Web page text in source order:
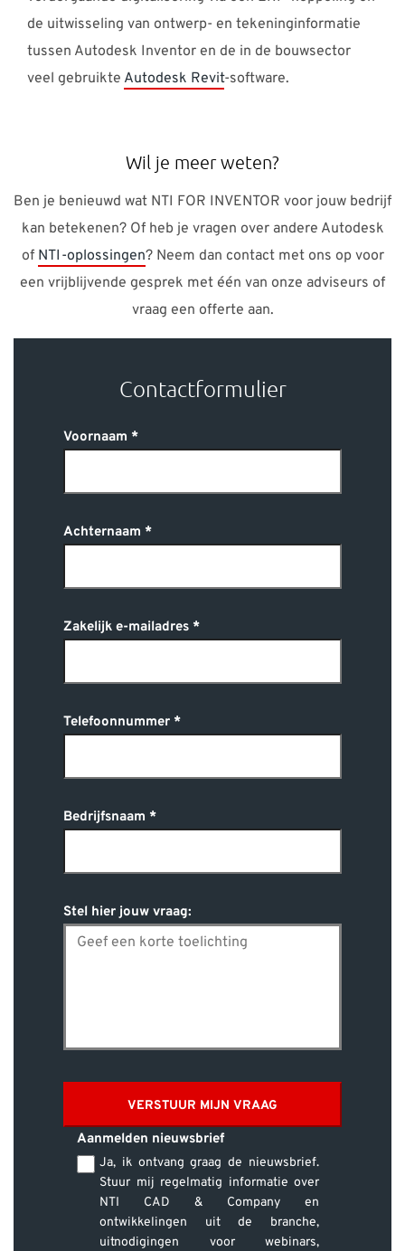
de uitwisseling van ontwerp- en tekeninginformatie
tussen Autodesk Inventor en de in de bouwsector
veel gebruikte Autodesk Revit-software.
Wil je meer weten?
Ben je benieuwd wat NTI FOR INVENTOR voor jouw bedrijf
kan betekenen? Of heb je vragen over andere Autodesk
of NTI-oplossingen? Neem dan contact met ons op voor
een vrijblijvende gesprek met één van onze adviseurs of
vraag een offerte aan.
Contactformulier
Voornaam
Achternaam
Zakelijk e-mailadres
Telefoonnummer
Bedrijfsnaam
Stel hier jouw vraag:
VERSTUUR MIJN VRAAG
Aanmelden nieuwsbrief
Ja, ik ontvang graag de nieuwsbrief.
Stuur mij regelmatig informatie over
NTI CAD & Company en
ontwikkelingen uit de branche,
uitnodigingen voor webinars,